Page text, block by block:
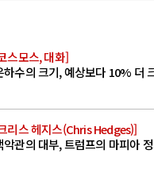
스모스, 대화]
하수의 크기, 예상보다 10% 더
리스 헤지스(Chris Hedges)]
악관의 대부, 트럼프의 마피아